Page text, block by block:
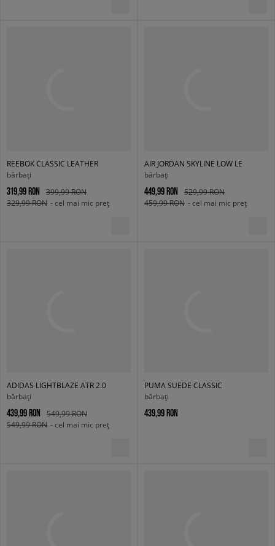
REEBOK CLASSIC LEATHER
bărbați
319,99 RON
399,99 RON
329,99 RON - cel mai mic preț
AIR JORDAN SKYLINE LOW LE
bărbați
449,99 RON
529,99 RON
459,99 RON - cel mai mic preț
ADIDAS LIGHTBLAZE ATR 2.0
bărbați
439,99 RON
549,99 RON
549,99 RON - cel mai mic preț
PUMA SUEDE CLASSIC
bărbați
439,99 RON